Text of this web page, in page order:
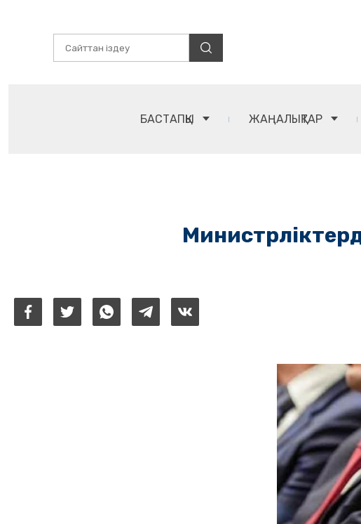
БАСТАПҚЫ ЖАҢАЛЫҚТАР